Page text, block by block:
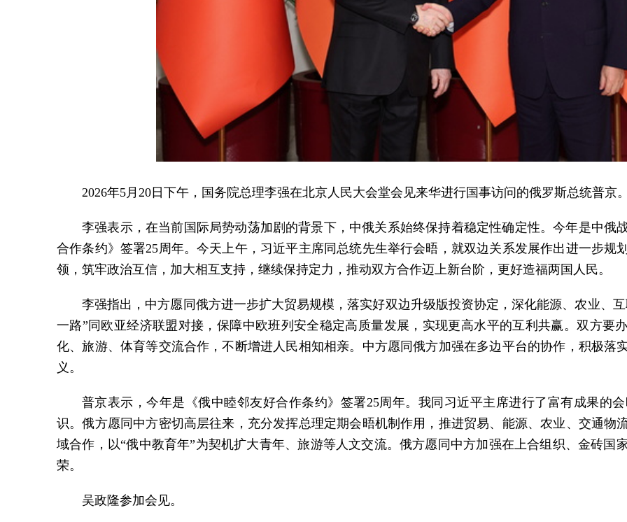
2026年5月20日下午，国务院总理李强在北京人民大会堂会见来华进行国事访问的俄罗斯总统普京
李强表示，在当前国际局势动荡加剧的背景下，中俄关系始终保持着稳定性确定性。今年是中俄
合作条约》签署25周年。今天上午，习近平主席同总统先生举行会晤，就双边关系发展作出进一步规
领，筑牢政治互信，加大相互支持，继续保持定力，推动双方合作迈上新台阶，更好造福两国人民。
李强指出，中方愿同俄方进一步扩大贸易规模，落实好双边升级版投资协定，深化能源、农业、
一路”同欧亚经济联盟对接，保障中欧班列安全稳定高质量发展，实现更高水平的互利共赢。双方要
化、旅游、体育等交流合作，不断增进人民相知相亲。中方愿同俄方加强在多边平台的协作，积极落
义。
普京表示，今年是《俄中睦邻友好合作条约》签署25周年。我同习近平主席进行了富有成果的
识。俄方愿同中方密切高层往来，充分发挥总理定期会晤机制作用，推进贸易、能源、农业、交通物
域合作，以“俄中教育年”为契机扩大青年、旅游等人文交流。俄方愿同中方加强在上合组织、金砖国
荣。
吴政隆参加会见。